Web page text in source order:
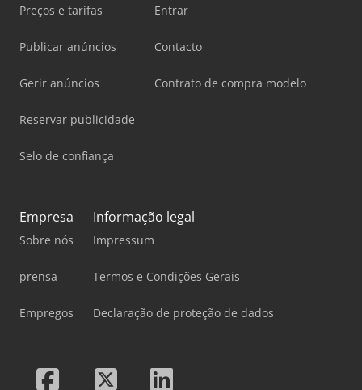
Preços e tarifas
Publicar anúncios
Gerir anúncios
Reservar publicidade
Selo de confiança
Entrar
Contacto
Contrato de compra modelo
Empresa
Sobre nós
prensa
Empregos
Informação legal
Impressum
Termos e Condições Gerais
Declaração de proteção de dados